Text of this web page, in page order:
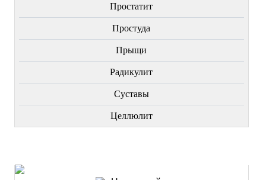
Простатит
Простуда
Прыщи
Радикулит
Суставы
Целлюлит